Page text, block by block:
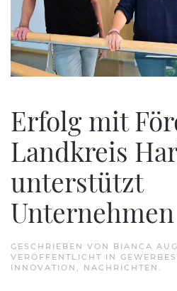
Erfolg mit
Landkreis
unterstützt
Unternehmen
GESCHRIEBEN VON BIANCA
VERÖFFENTLICHT IN
INNOVATION , NACHRICHTEN .